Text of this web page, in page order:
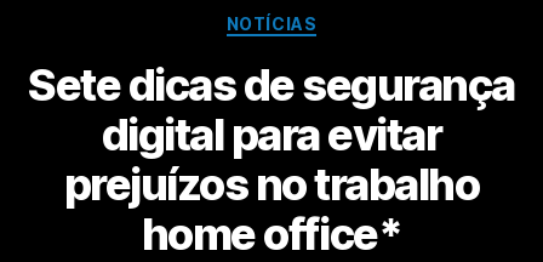
NOTÍCIAS
Sete dicas de segurança
digital para evitar
prejuízos no trabalho
home office*